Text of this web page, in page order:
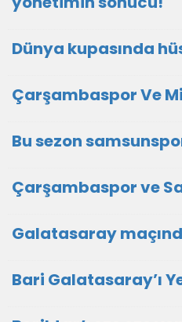
Dünya kupasında
Çarşambaspor Ve
Bu sezon
Çarşambaspor ve
Galatasaray
Bari Galatasaray’ı